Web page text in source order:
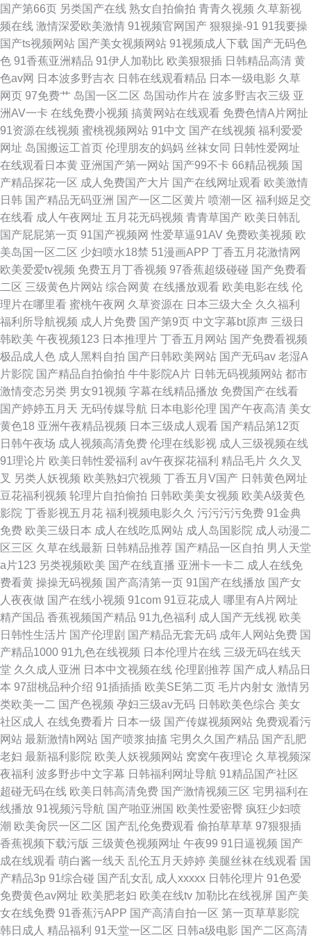
国产第66页 另类国产在线 熟女自拍偷拍 青青久视频 久草新视
频在线 激情深爱欧美激情 91视频官网国产 狠狠操-91 91我要操
国产ts视频网站 国产美女视频网站 91视频成人下载 国产无码色
色 91香蕉亚洲精品 91伊人加勒比 欧美狠狠插 日韩精品高清 黄
色av网 日本波多野吉衣 日韩在线观看精品 日本一级电影 久草
网页 97免费艹 岛国一区二区 岛国动作片在 波多野吉衣三级 亚
洲AV一卡 在线免费小视频 搞黄网站在线观看 免费色情A片网扯
91资源在线视频 蜜桃视频网站 91中文 国产在线视频 福利爱爱
网址 岛国搬运工首页 伦理朋友的妈妈 丝袜女同 日韩性爱网址
在线观看日本黄 亚洲国产第一网站 国产99不卡 66精品视频 国
产精品探花一区 成人免费国产大片 国产在线网址观看 欧美激情
日韩 国产精品无码亚洲 国产一区二区黄片 喷潮一区 福利姬足交
在线看 成人午夜网址 五月花无码视频 青青草国产 欧美日韩乱
国产屁屁第一页 91国产视频网 性爱草逼91AV 免费欧美视频 欧
美岛国一区二区 少妇喷水18禁 51漫画APP 丁香五月花激情网
欧美爱爱tv视频 免费五月丁香视频 97香蕉超级碰碰 国产免费看
二区 三级黄色片网站 综合网黄 在线播放观看 欧美电影在线 伦
理片在哪里看 蜜桃午夜网 久草资源在 日本三级大全 久久福利
福利所导航视频 成人片免费 国产第9页 中文字幕bt原声 三级日
韩欧美 午夜视频123 日本推理片 丁香五月网站 国产免费看视频
极品成人色 成人黑料自拍 国产日韩欧美网站 国产无码av 老湿A
片影院 国产精品自拍偷拍 牛牛影院A片 日韩无码视频网站 都市
激情变态另类 男女91视频 字幕在线精品播放 免费国产在线看
国产婷婷五月天 无码传媒导航 日本电影伦理 国产午夜高清 美女
黄色18 亚洲午夜精品视频 日本三级成人观看 国产精品第12页
日韩午夜场 成人视频高清免费 伦理在线影视 成人三级视频在线
91理论片 欧美日韩性爱福利 av午夜探花福利 精品毛片 久久叉
叉 另类人妖视频 欧美熟妇穴视频 丁香五月V国产 日韩黄色网址
豆花福利视频 轮理片自拍偷拍 日韩欧美美女视频 欧美A级黄色
影院 丁香影视五月花 福利视频电影久久 污污污污免费 91金典
免费 欧美三级日本 成人在线吃瓜网站 成人岛国影院 成人动漫二
区三区 久草在线最新 日韩精品推荐 国产精品一区自拍 男人天堂
a片123 另类视频欧美 国产在线直播 亚洲卡一卡二 成人在线免
费看黄 操操无码视频 国产高清第一页 91国产在线播放 国产女
人夜夜做 国产在线小视频 91com 91豆花成人 哪里有A片网址
精产国品 香蕉视频国产精品 91九色福利 成人国产无线视 欧美
日韩性生活片 国产伦理剧 国产精品无套无码 成年人网站免费 国
产精品1000 91九色在线视频 日本伦理片在线 三级无码在线天
堂 久久成人亚洲 日本中文视频在线 伦理剧推荐 国产成人精品日
本 97甜桃品种介绍 91插插插 欧美SE第二页 毛片内射女 激情另
类欧美一二 国产色视频 孕妇三级av无码 日韩欧美色综合 美女
社区成人 在线免费看片 日本一级 国产传媒视频网站 免费观看污
网站 最新激情h网站 国产喷浆抽搐 宅男久久国产精品 国产乱肥
老妇 最新福利影院 欧美人妖视频网站 窝窝午夜理论 久草视频深
夜福利 波多野步中文字幕 日韩福利网址导航 91精品国产社区
超碰无码在线 欧美日韩高清免费 国产激情视频三区 宅男福利在
线播放 91视频污导航 国产啪亚洲国 欧美性爱密臀 疯狂少妇喷
潮 欧美肏屄一区二区 国产乱伦免费观看 偷拍草草草 97狠狠插
香蕉视频下载污版 三级黄色视频网址 午夜99 91日逼视频 国产
成在线观看 萌白酱一线天 乱伦五月天婷婷 美腿丝袜在线观看 国
产精品3p 91综合碰 国产乱女乱 成人xxxxx 日韩伦理片 91色爱
免费黄色av网址 欧美肥老妇 欧美在线tv 加勒比在线视屏 国产美
女在线免费 91香蕉污APP 国产高清自拍一区 第一页草草影院
韩日成人 精品福利 91天堂一区二区 日韩a级电影 国产二区高清